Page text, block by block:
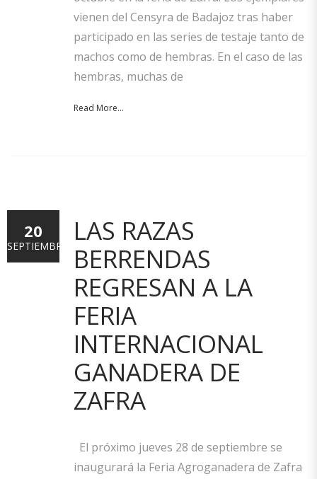
vienen del Censyra de Badajoz tras haber
participado en las series de testaje tanto de
machos como de hembras. En el caso de las
hembras, muchas de
Read More...
LAS RAZAS
BERRENDAS
REGRESAN A LA
FERIA
INTERNACIONAL
GANADERA DE
ZAFRA
El próximo jueves 28 de septiembre se
inaugurará la Feria Agroganadera de Zafra
20
SEPTIEMBRE